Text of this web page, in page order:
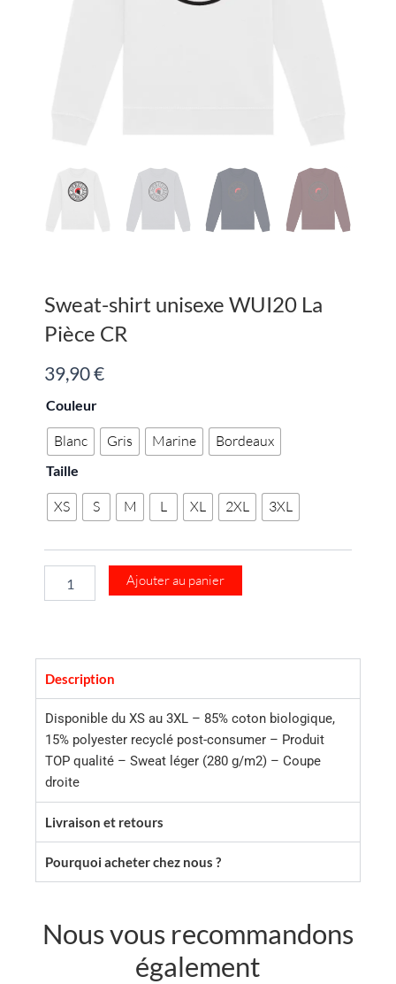
Sweat-shirt unisexe WUI20 La
Pièce CR
39,90€
Couleur
Blanc Gris Marine Bordeaux
Taille
XS S M L XL 2XL 3XL
quantité
Sweat-
shirt
unisexe
La
Pièce
Ajouter au panier
Description
Disponible du XS au 3XL – 85% coton biologique,
15% polyester recyclé post-consumer – Produit
TOP qualité – Sweat léger (280 g/m2) – Coupe
droite
Livraison et retours
Pourquoi acheter chez nous ?
Nous vous recommandons
également